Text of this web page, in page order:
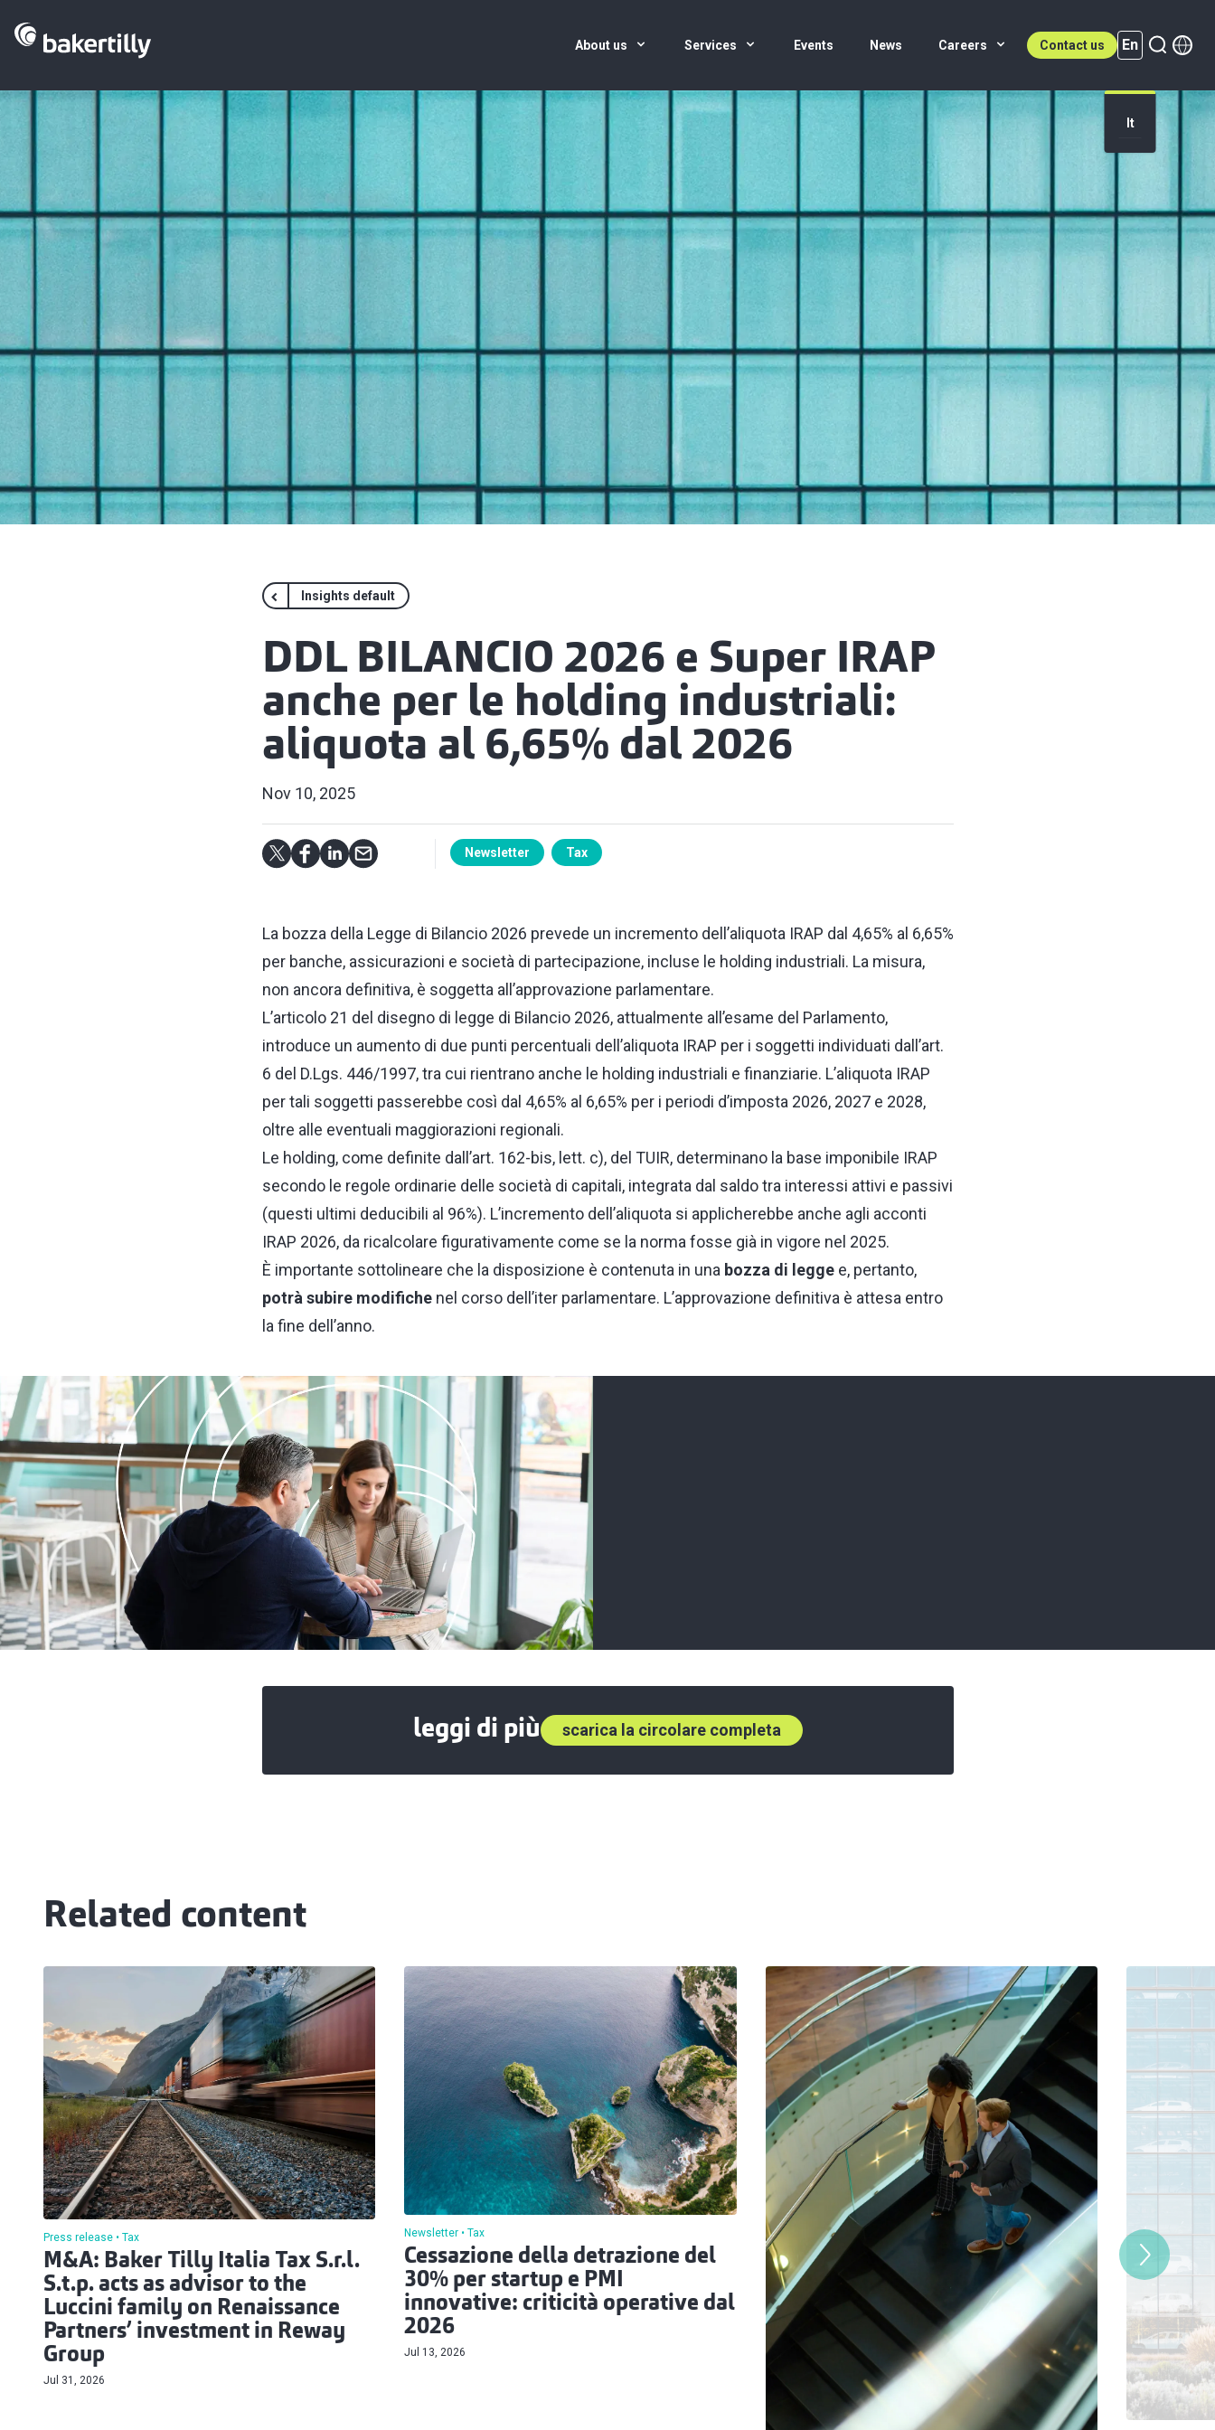
About us Services Events News Careers Contact us En
It
En (active)
Insights default
DDL BILANCIO 2026 e Super IRAP
anche per le holding industriali:
aliquota al 6,65% dal 2026
Nov 10, 2025
Newsletter Tax
La bozza della Legge di Bilancio 2026 prevede un incremento dell’aliquota IRAP dal 4,65% al 6,65%
per banche, assicurazioni e società di partecipazione, incluse le holding industriali. La misura,
non ancora definitiva, è soggetta all’approvazione parlamentare.
L’articolo 21 del disegno di legge di Bilancio 2026, attualmente all’esame del Parlamento,
introduce un aumento di due punti percentuali dell’aliquota IRAP per i soggetti individuati dall’art.
6 del D.Lgs. 446/1997, tra cui rientrano anche le holding industriali e finanziarie. L’aliquota IRAP
per tali soggetti passerebbe così dal 4,65% al 6,65% per i periodi d’imposta 2026, 2027 e 2028,
oltre alle eventuali maggiorazioni regionali.
Le holding, come definite dall’art. 162-bis, lett. c), del TUIR, determinano la base imponibile IRAP
secondo le regole ordinarie delle società di capitali, integrata dal saldo tra interessi attivi e passivi
(questi ultimi deducibili al 96%). L’incremento dell’aliquota si applicherebbe anche agli acconti
IRAP 2026, da ricalcolare figurativamente come se la norma fosse già in vigore nel 2025.
È importante sottolineare che la disposizione è contenuta in una bozza di leggee, pertanto,
potrà subire modifichenel corso dell’iter parlamentare. L’approvazione definitiva è attesa entro
la fine dell’anno.
leggi di più scarica la circolare completa
Related content
Press release Tax
M&A: Baker Tilly Italia Tax S.r.l.
S.t.p. acts as advisor to the
Luccini family on Renaissance
Partners’ investment in Reway
Group
Jul 31, 2026
Newsletter Tax
Cessazione della detrazione del
30% per startup e PMI
innovative: criticità operative dal
2026
Jul 13, 2026